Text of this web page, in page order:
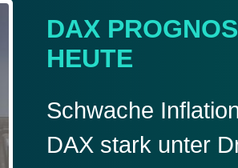
DAX
HEUTE
Schwache
DAX stark unter